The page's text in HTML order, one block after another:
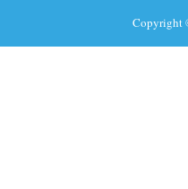
Copyright